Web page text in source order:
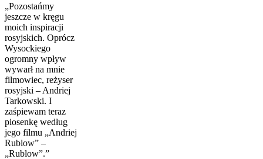
„Pozostańmy
jeszcze w kręgu
moich inspiracji
rosyjskich. Oprócz
Wysockiego
ogromny wpływ
wywarł na mnie
filmowiec, reżyser
rosyjski – Andriej
Tarkowski. I
zaśpiewam teraz
piosenkę według
jego filmu „Andriej
Rublow” –
„Rublow”.”